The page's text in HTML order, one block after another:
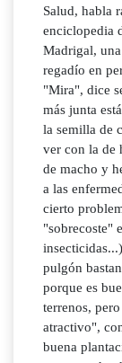
Salud, habla
enciclopedia
Madrigal,
regadío en
"Mira", dice
más junta
la semilla de
ver con la de
de macho y
a las
cierto
"sobrecoste"
pulgón
porque es
terrenos,
atractivo",
buena